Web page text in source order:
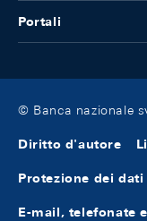
Portali
© Banca nazionale
Diritto d'autore
Protezione dei dati
E-mail, telefonate